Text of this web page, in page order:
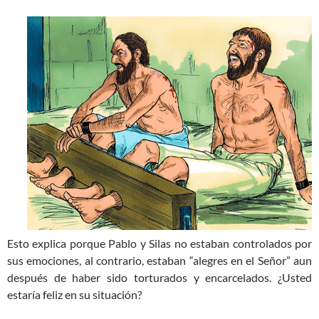
Esto explica porque Pablo y Silas no estaban controlados por
sus emociones, al contrario, estaban “alegres en el Señor” aun
después de haber sido torturados y encarcelados. ¿Usted
estaría feliz en su situación?